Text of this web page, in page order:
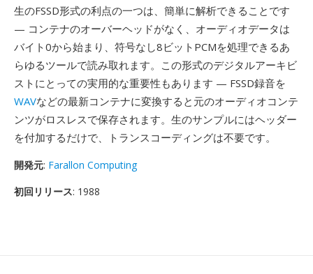
生のFSSD形式の利点の一つは、簡単に解析できることです
— コンテナのオーバーヘッドがなく、オーディオデータは
バイト0から始まり、符号なし8ビットPCMを処理できるあ
らゆるツールで読み取れます。この形式のデジタルアーキビ
ストにとっての実用的な重要性もあります — FSSD録音を
WAVなどの最新コンテナに変換すると元のオーディオコンテ
ンツがロスレスで保存されます。生のサンプルにはヘッダー
を付加するだけで、トランスコーディングは不要です。
開発元: Farallon Computing
初回リリース: 1988